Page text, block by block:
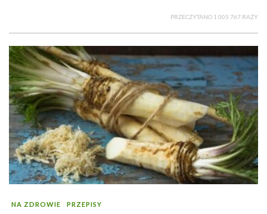
PRZECZYTANO 1 005 767 RAZY
NA ZDROWIE PRZEPISY